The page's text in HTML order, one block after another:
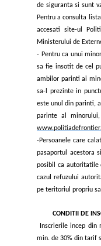
de siguranta si sunt
Pentru a consulta
accesati site-ul
Ministerului de
- Pentru ca unui
sa fie insotit de cel
ambilor parinti ai
sa-l prezinte in
este unul din parinti,
parinte al
-Persoanele care
pasaportul acestora
posibil ca autoritatile
cazul refuzului
pe teritoriul propriu
CONDITII DE
Inscrierile incep din
min. de 30% din tarif